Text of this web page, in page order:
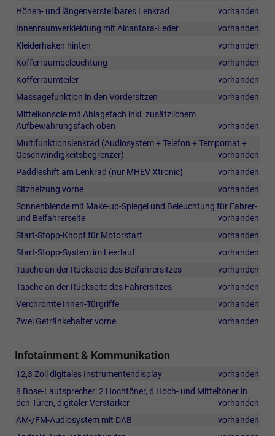
Höhen- und längenverstellbares Lenkrad
vorhanden
Innenraumverkleidung mit Alcantara-Leder
vorhanden
Kleiderhaken hinten
vorhanden
Kofferraumbeleuchtung
vorhanden
Kofferraumteiler
vorhanden
Massagefunktion in den Vordersitzen
vorhanden
Mittelkonsole mit Ablagefach inkl. zusätzlichem
Aufbewahrungsfach oben
vorhanden
Multifunktionslenkrad (Audiosystem + Telefon + Tempomat +
Geschwindigkeitsbegrenzer)
vorhanden
Paddleshift am Lenkrad (nur MHEV Xtronic)
vorhanden
Sitzheizung vorne
vorhanden
Sonnenblende mit Make-up-Spiegel und Beleuchtung für Fahrer-
und Beifahrerseite
vorhanden
Start-Stopp-Knopf für Motorstart
vorhanden
Start-Stopp-System im Leerlauf
vorhanden
Tasche an der Rückseite des Beifahrersitzes
vorhanden
Tasche an der Rückseite des Fahrersitzes
vorhanden
Verchromte Innen-Türgriffe
vorhanden
Zwei Getränkehalter vorne
vorhanden
Infotainment & Kommunikation
12,3 Zoll digitales Instrumentendisplay
vorhanden
8 Bose-Lautsprecher: 2 Hochtöner, 6 Hoch- und Mitteltöner in
den Türen, digitaler Verstärker
vorhanden
AM-/FM-Audiosystem mit DAB
vorhanden